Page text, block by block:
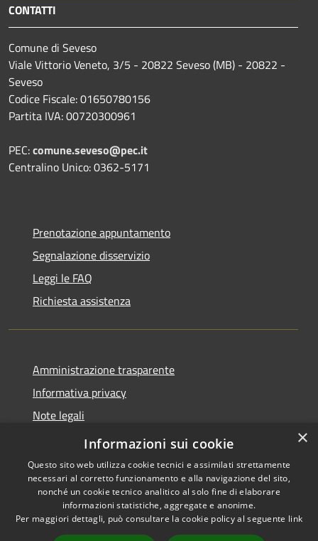
CONTATTI
Comune di Seveso
Viale Vittorio Veneto, 3/5 - 20822 Seveso (MB) - 20822 -
Seveso
Codice Fiscale: 01650780156
Partita IVA: 00720300961
PEC:comune.seveso@pec.it
Centralino Unico: 0362-5171
Prenotazione appuntamento
Segnalazione disservizio
Leggi le FAQ
Richiesta assistenza
Amministrazione trasparente
Informativa privacy
Note legali
Dichiarazione di accessibilità
Accessibilità
Copyright © 2026 • Città di
Seveso • Powered by
×
Informazioni sui cookie
Questo sito web utilizza cookie tecnici e assimilati strettamente
necessari al corretto funzionamento e alla navigazione del sito,
nonché un cookie tecnico analitico al solo fine di elaborare
informazioni statistiche, aggregate e anonime.
Per maggiori dettagli, può consultare la cookie policy al seguente link